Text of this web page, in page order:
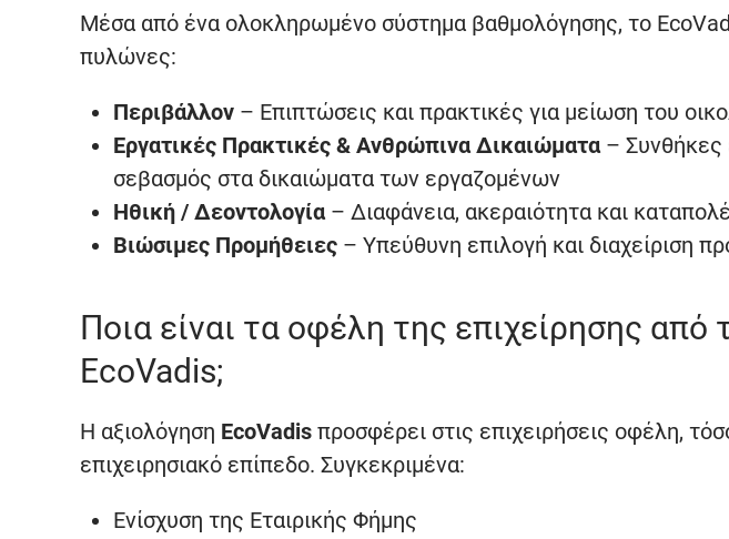
Μέσα από ένα ολοκληρωμένο σύστημα βαθμολόγησης, το
πυλώνες:
Περιβάλλον – Επιπτώσεις και πρακτικές για μείωση του
Εργατικές Πρακτικές & Ανθρώπινα Δικαιώματα– Συνθήκες
σεβασμός στα δικαιώματα των εργαζομένων
Ηθική / Δεοντολογία– Διαφάνεια, ακεραιότητα και
Βιώσιμες Προμήθειες – Υπεύθυνη επιλογή και διαχείριση
Ποια είναι τα οφέλη της επιχείρησης από
EcoVadis;
Η αξιολόγηση EcoVadis προσφέρει στις επιχειρήσεις οφέλη,
επιχειρησιακό επίπεδο. Συγκεκριμένα:
Ενίσχυση της Εταιρικής Φήμης